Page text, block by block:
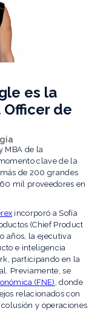
es la
de
MBA de la
clave de la
de 200 grandes
mil proveedores en
incorporó a Sofía
(Chief Product
años, la ejecutiva
e inteligencia
participando en la
Previamente, se
(FNE) , donde
relacionados con
y operaciones